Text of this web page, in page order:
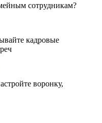
сотрудникам?
кадровые
воронку,